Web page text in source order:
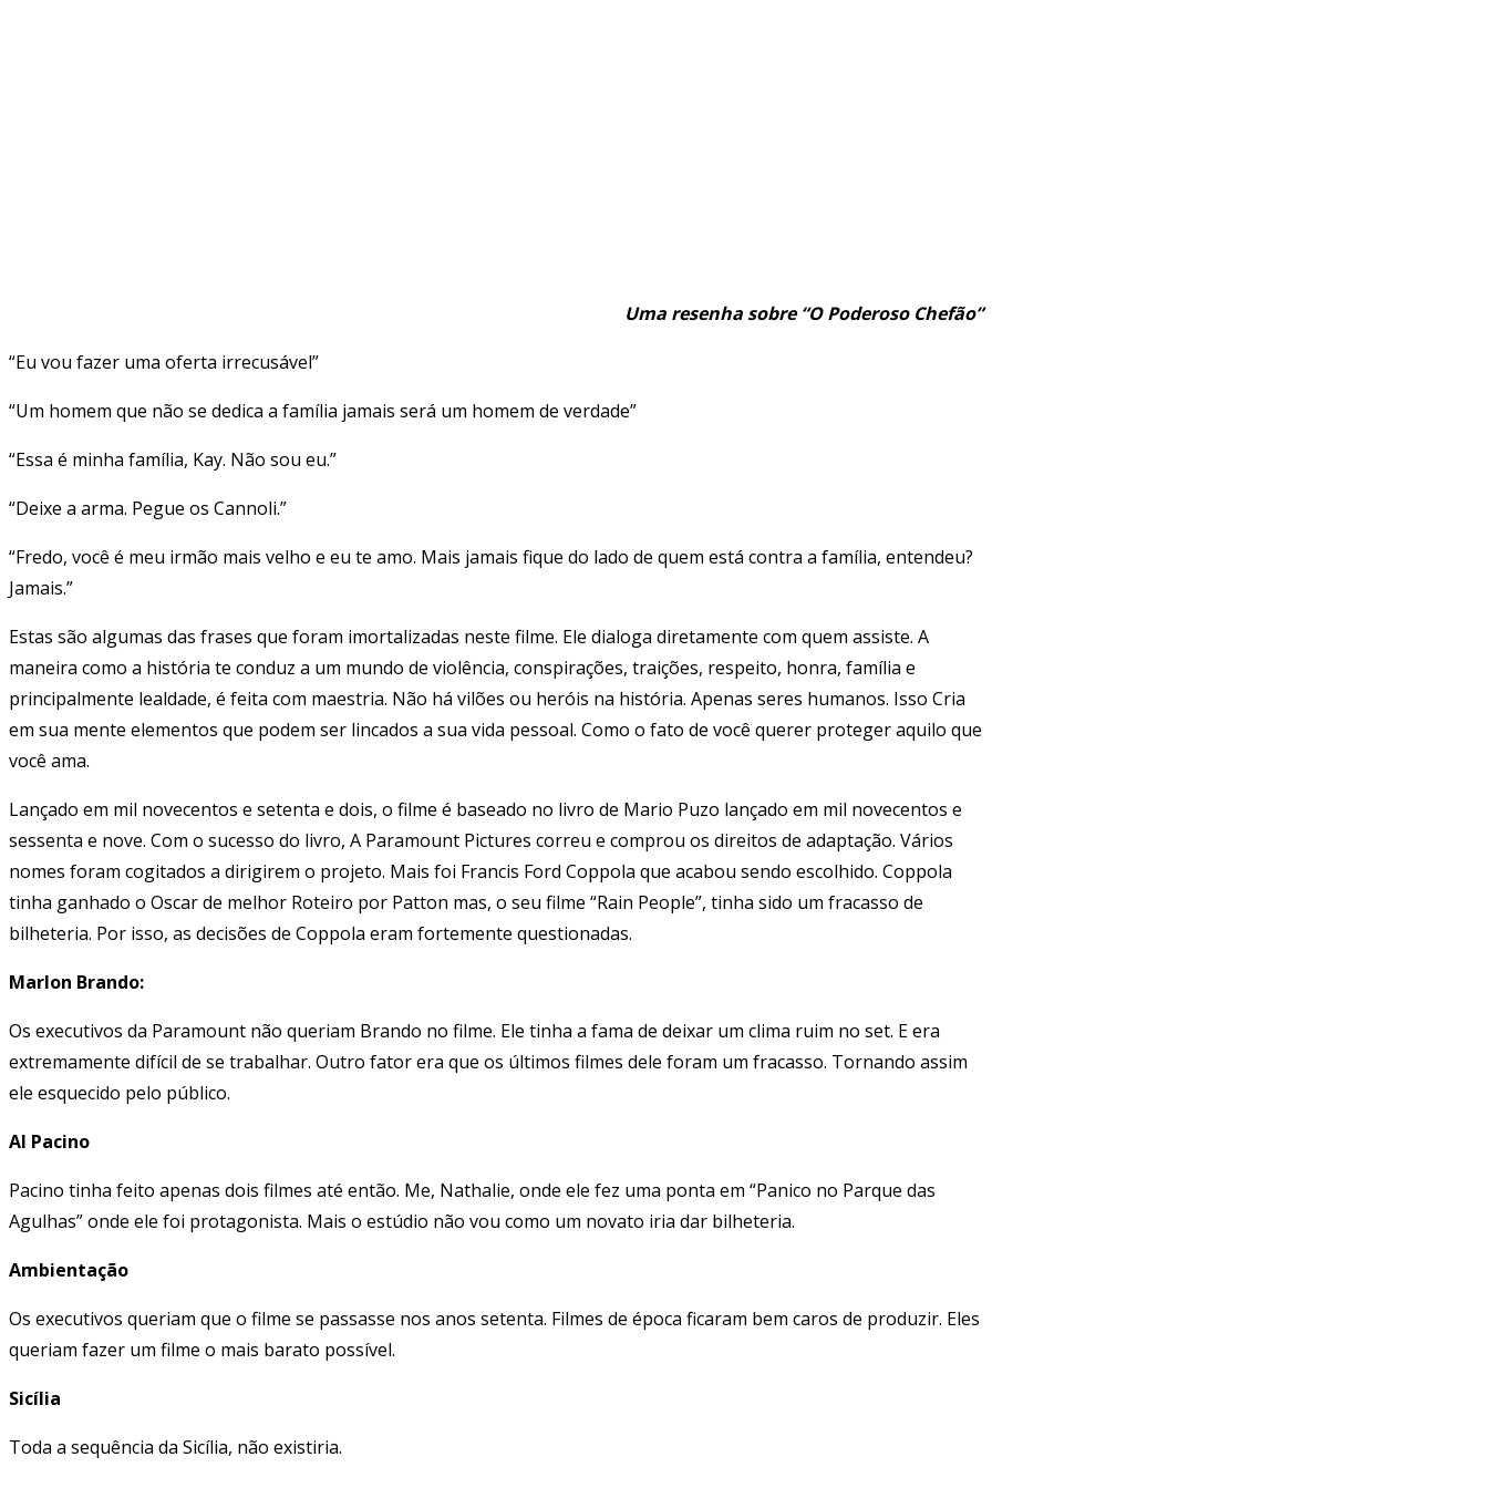
Uma resenha sobre “O Poderoso Chefão”
“Eu vou fazer uma oferta irrecusável”
“Um homem que não se dedica a família jamais será um homem de verdade”
“Essa é minha família, Kay. Não sou eu.”
“Deixe a arma. Pegue os Cannoli.”
“Fredo, você é meu irmão mais velho e eu te amo. Mais jamais fique do lado de quem está contra a família, entendeu?
Jamais.”
Estas são algumas das frases que foram imortalizadas neste filme. Ele dialoga diretamente com quem assiste. A
maneira como a história te conduz a um mundo de violência, conspirações, traições, respeito, honra, família e
principalmente lealdade, é feita com maestria. Não há vilões ou heróis na história. Apenas seres humanos. Isso Cria
em sua mente elementos que podem ser lincados a sua vida pessoal. Como o fato de você querer proteger aquilo que
você ama.
Lançado em mil novecentos e setenta e dois, o filme é baseado no livro de Mario Puzo lançado em mil novecentos e
sessenta e nove. Com o sucesso do livro, A Paramount Pictures correu e comprou os direitos de adaptação. Vários
nomes foram cogitados a dirigirem o projeto. Mais foi Francis Ford Coppola que acabou sendo escolhido. Coppola
tinha ganhado o Oscar de melhor Roteiro por Patton mas, o seu filme “Rain People”, tinha sido um fracasso de
bilheteria. Por isso, as decisões de Coppola eram fortemente questionadas.
Marlon Brando:
Os executivos da Paramount não queriam Brando no filme. Ele tinha a fama de deixar um clima ruim no set. E era
extremamente difícil de se trabalhar. Outro fator era que os últimos filmes dele foram um fracasso. Tornando assim
ele esquecido pelo público.
Al Pacino
Pacino tinha feito apenas dois filmes até então. Me, Nathalie, onde ele fez uma ponta em “Panico no Parque das
Agulhas” onde ele foi protagonista. Mais o estúdio não vou como um novato iria dar bilheteria.
Ambientação
Os executivos queriam que o filme se passasse nos anos setenta. Filmes de época ficaram bem caros de produzir. Eles
queriam fazer um filme o mais barato possível.
Sicília
Toda a sequência da Sicília, não existiria.